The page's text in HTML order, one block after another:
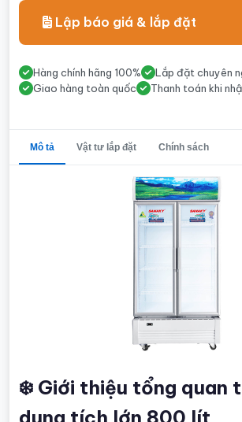
Lập báo giá & lắp đặt
Hàng chính hãng 100%
Lắp đặt chuyên
Giao hàng toàn quốc
Thanh toán khi
Mô tả Vật tư lắp đặt Chính sách
❄️ Giới thiệu tổng quan
dung tích lớn 800 lít